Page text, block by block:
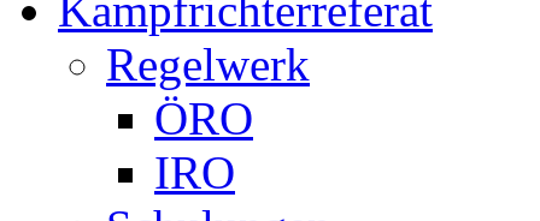
Kampfrichterreferat
Regelwerk
ÖRO
IRO